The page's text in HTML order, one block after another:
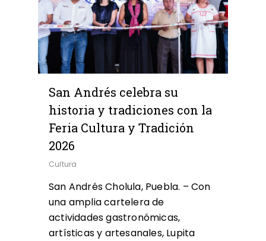
San Andrés celebra su
historia y tradiciones con la
Feria Cultura y Tradición
2026
Cultura
San Andrés Cholula, Puebla. – Con
una amplia cartelera de
actividades gastronómicas,
artísticas y artesanales, Lupita